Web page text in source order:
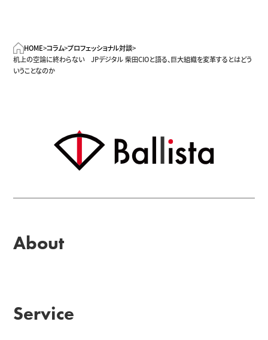
HOME>コラム>プロフェッショナル対談>
机上の空論に終わらない JPデジタル 柴田CIOと語る、巨大組織を変革するとはどう
いうことなのか
About
Service